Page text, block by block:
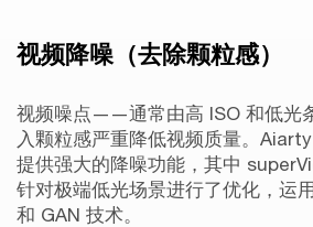
视频降噪（去除颗粒感）
视频噪点——通常由高 ISO 和低光
入颗粒感严重降低视频质量。
提供强大的降噪功能，其中
针对极端低光场景进行了优化，运
和 GAN 技术。